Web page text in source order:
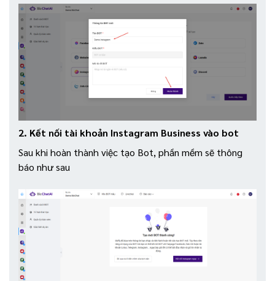
2. Kết nối tài khoản Instagram Business vào bot
Sau khi hoàn thành việc tạo Bot, phần mềm sẽ thông
báo như sau